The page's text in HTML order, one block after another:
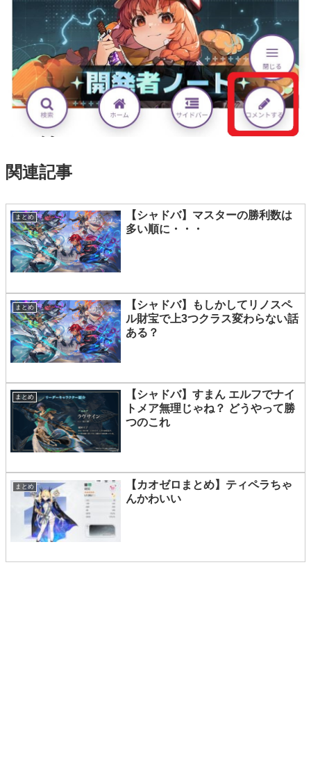
関連記事
まとめ
【シャドバ】マスターの勝利数は
多い順に・・・
まとめ
【シャドバ】もしかしてリノスペ
ル財宝で上3つクラス変わらない話
ある？
まとめ
【シャドバ】すまん エルフでナイ
トメア無理じゃね？ どうやって勝
つのこれ
まとめ
【カオゼロまとめ】ティペラちゃ
んかわいい